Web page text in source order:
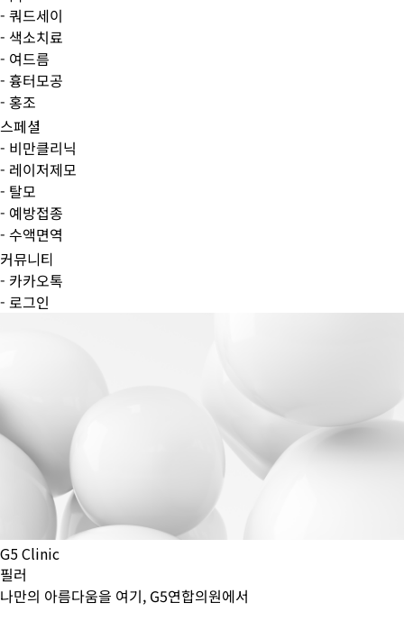
- 쿼드세이
- 색소치료
- 여드름
- 흉터모공
- 홍조
스페셜
- 비만클리닉
- 레이저제모
- 탈모
- 예방접종
- 수액면역
커뮤니티
- 카카오톡
- 로그인
G5 Clinic
필러
나만의 아름다움을 여기, G5연합의원에서